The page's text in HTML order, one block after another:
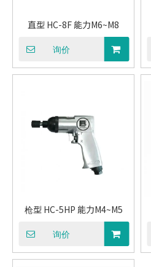
直型 HC-8F 能力M6~M8
询价
枪型 HC-5HP 能力M4~M5
询价